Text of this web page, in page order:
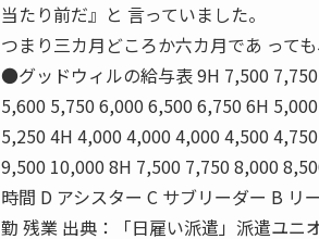
当たり前だ』と 言っていました。
つまり三カ月どころか六カ月であ って
●グッドウィルの給与表 9H 7,500
5,600 5,750 6,000 6,500 6,750 6H
5,250 4H 4,000 4,000 4,000 4,500
9,500 10,000 8H 7,500 7,750 8,000
時間 D アシスター C サブリーダー B リ
勤 残業 出典：「日雇い派遣」派遣ユニ